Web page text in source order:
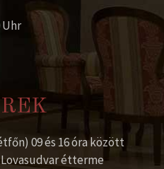
Uhr
09 és 16 óra között
étterme